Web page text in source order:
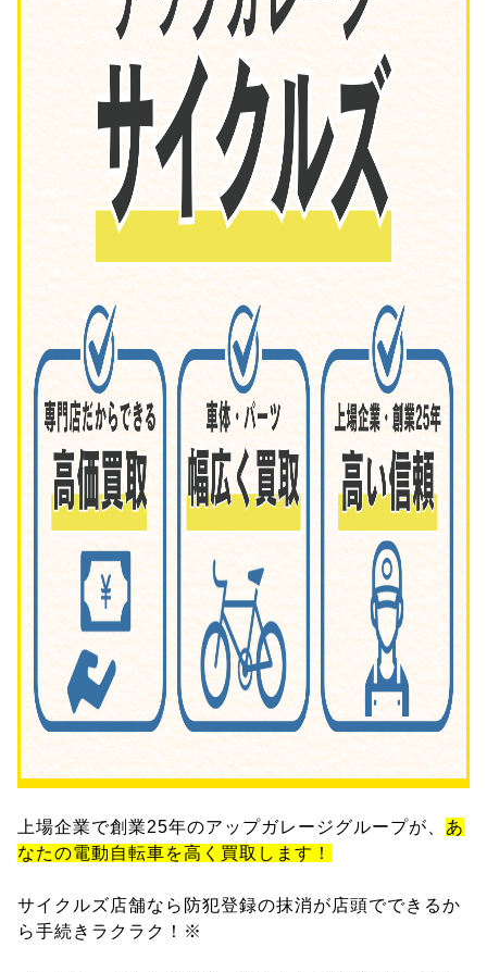
上場企業で創業25年のアップガレージグループが、 あ
なたの電動自転車を高く買取します！
サイクルズ店舗なら防犯登録の抹消が店頭でできるか
ら手続きラクラク！※